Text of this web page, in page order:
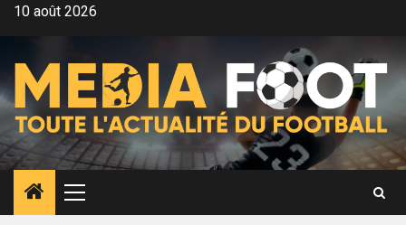
Aller10 août 2026
Menu
principal